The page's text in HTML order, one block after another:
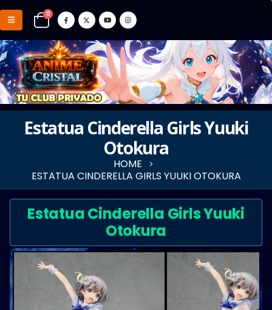
0
Estatua Cinderella Girls Yuuki
Otokura
HOME
ESTATUA CINDERELLA GIRLS YUUKI OTOKURA
Estatua Cinderella Girls Yuuki
Otokura